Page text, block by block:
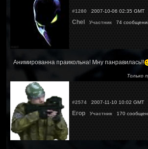
#1280 2007-10-06 02:35 GMT
Chel Участник 74
Анимированна праикольна! Мну панравилась!!
Только
#2574 2007-11-10 10:02 GMT
Егор Участник 170